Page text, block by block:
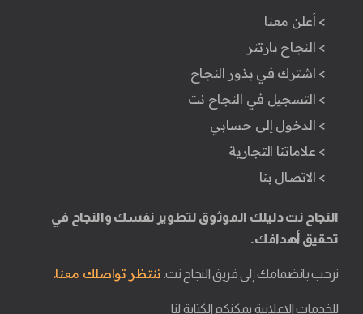
> أعلن معنا
> النجاح بارتنر
> اشترك في بذور النجاح
> التسجيل في النجاح نت
> الدخول إلى حسابي
> علاماتنا التجارية
> الاتصال بنا
النجاح نت دليلك الموثوق لتطوير نفسك والنجاح في
تحقيق أهدافك.
نرحب بانضمامك إلى فريق النجاح نت. ننتظر تواصلك معنا.
للخدمات الإعلانية يمكنكم الكتابة لنا